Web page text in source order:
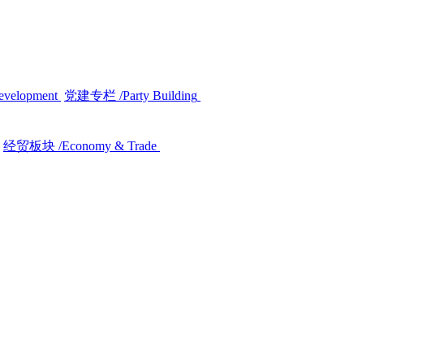
党建专栏 /Party Building
经贸板块 /Economy & Trade